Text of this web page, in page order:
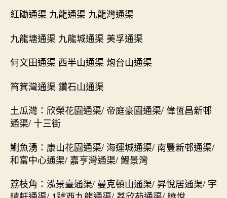
紅磡通渠 九龍通渠 九龍灣通渠
九龍塘通渠 九龍城通渠 美孚通渠
何文田通渠 西半山通渠 炮台山通渠
筲箕灣通渠 鑽石山通渠
土瓜灣：欣榮花園通渠/ 帝庭豪園通渠/ 偉恆昌新邨
通渠/ 十三街
鰂魚湧：康山花園通渠/ 海運城通渠/ 南豐新邨通渠/
和富中心通渠/ 嘉亨灣通渠/ 鯉景灣
荔枝角：泓景臺通渠/ 曼克頓山通渠/ 昇悅居通渠/ 宇